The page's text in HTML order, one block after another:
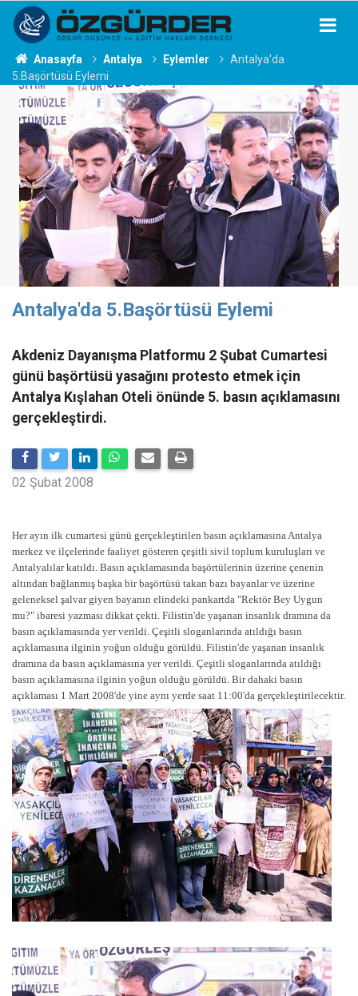
Anasayfa Antalya Eylemler
Antalya'da
5.Başörtüsü Eylemi
Antalya'da 5.Başörtüsü Eylemi
Akdeniz Dayanışma Platformu 2 Şubat Cumartesi
günü başörtüsü yasağını protesto etmek için
Antalya Kışlahan Oteli önünde 5. basın açıklamasını
gerçekleştirdi.
02 Şubat 2008
Her ayın ilk cumartesi günü gerçekleştirilen basın açıklamasına Antalya
merkez ve ilçelerinde faaliyet gösteren çeşitli sivil toplum kuruluşları ve
Antalyalılar katıldı. Basın açıklamasında başörtülerinin üzerine çenenin
altından bağlanmış başka bir başörtüsü takan bazı bayanlar ve üzerine
geleneksel şalvar giyen bayanın elindeki pankartda "Rektör Bey Uygun
mu?" ibaresi yazması dikkat çekti. Filistin'de yaşanan insanlık dramına da
basın açıklamasında yer verildi. Çeşitli sloganlarında atıldığı basın
açıklamasına ilginin yoğun olduğu görüldü. Filistin'de yaşanan insanlık
dramına da basın açıklamasına yer verildi. Çeşitli sloganlarında atıldığı
basın açıklamasına ilginin yoğun olduğu görüldü. Bir dahaki basın
açıklaması 1 Mart 2008'de yine aynı yerde saat 11:00'da gerçekleştirilecektir.